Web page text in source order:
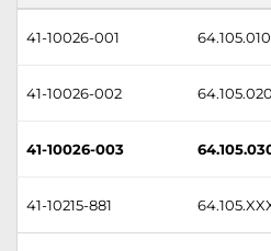
41-10026-001 64.105.010
41-10026-002 64.105.020
41-10026-003
41-10215-881